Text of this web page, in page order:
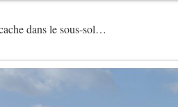
dans le sous-sol…